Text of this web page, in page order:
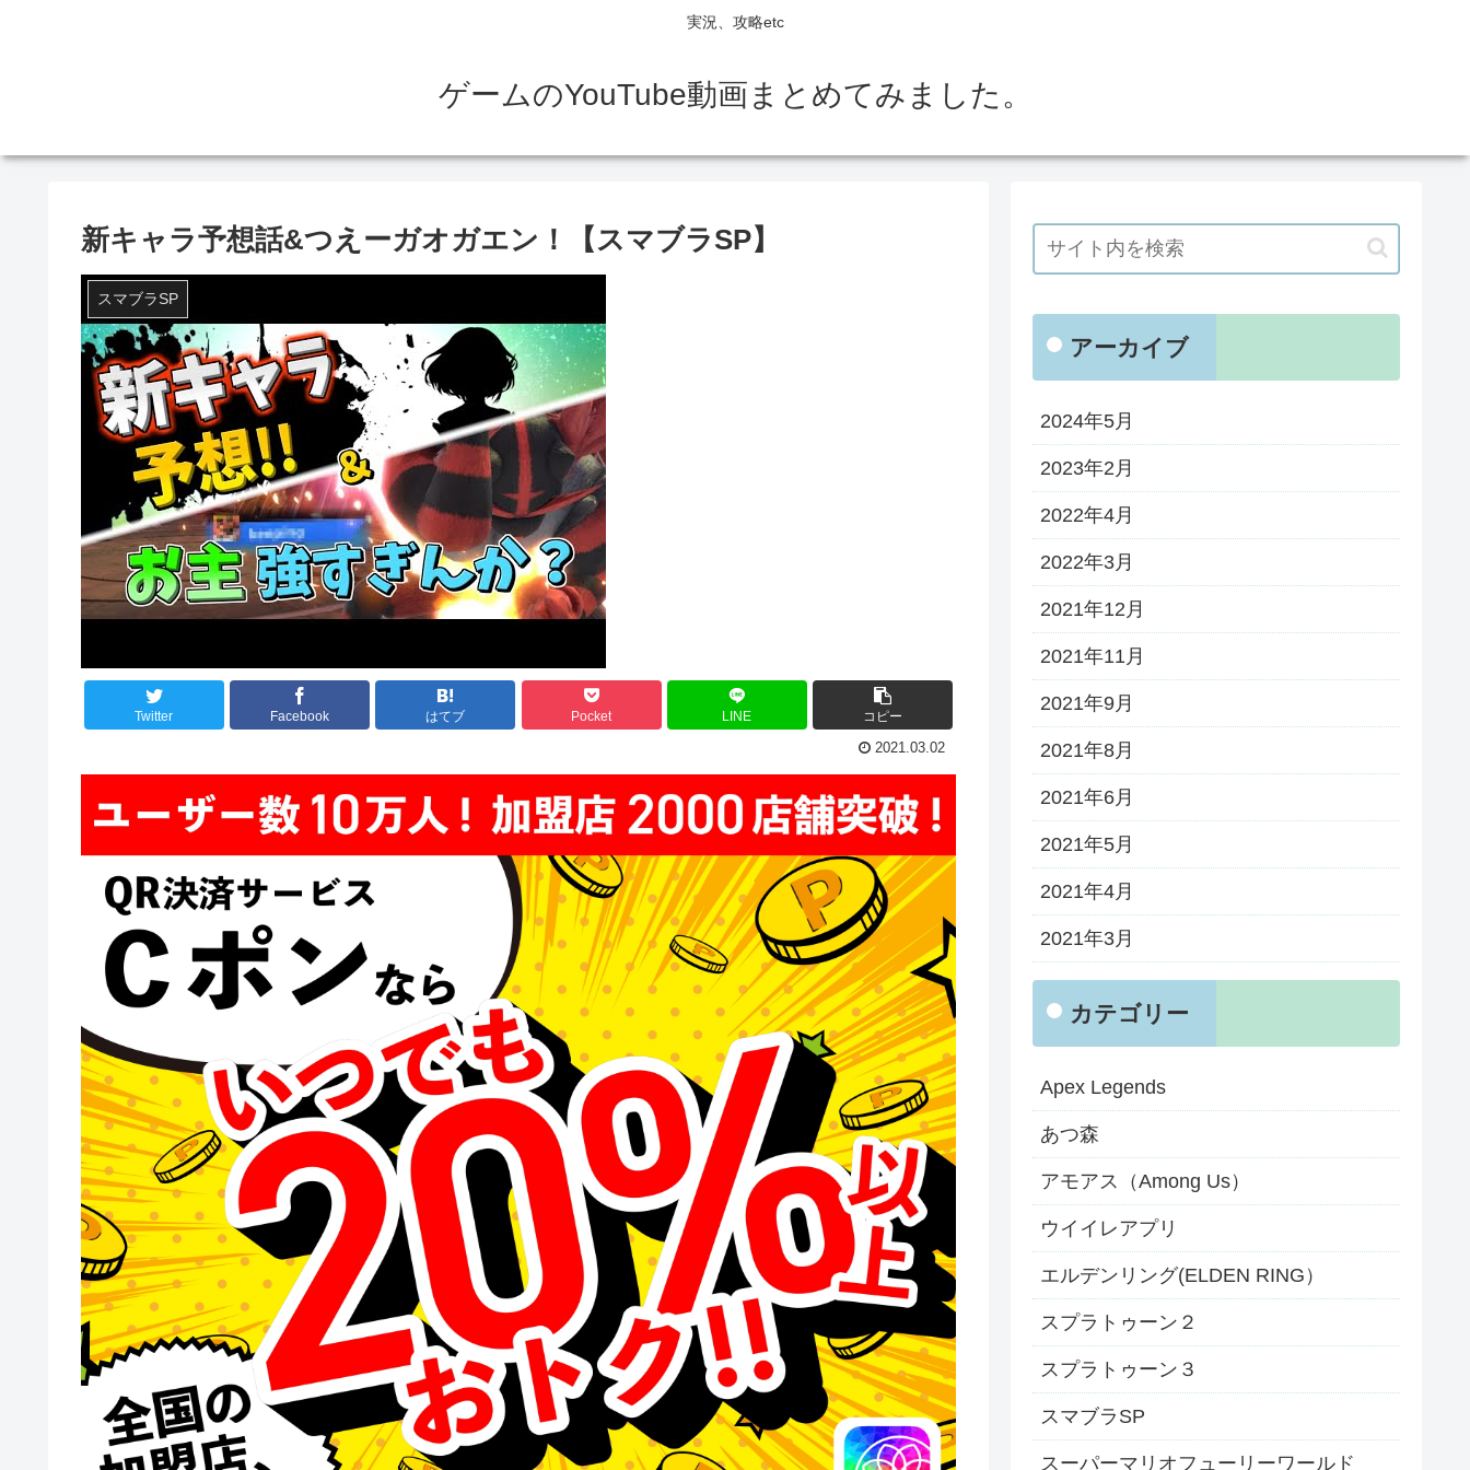
実況、攻略etc
ゲームのYouTube動画まとめてみました。
新キャラ予想話&つえーガオガエン！【スマブラSP】
スマブラSP
Twitter Facebook はてブ Pocket LINE コピー
2021.03.02
アーカイブ
2024年5月
2023年2月
2022年4月
2022年3月
2021年12月
2021年11月
2021年9月
2021年8月
2021年6月
2021年5月
2021年4月
2021年3月
カテゴリー
Apex Legends
あつ森
アモアス（Among Us）
ウイイレアプリ
エルデンリング(ELDEN RING）
スプラトゥーン２
スプラトゥーン３
スマブラSP
スーパーマリオフューリーワールド